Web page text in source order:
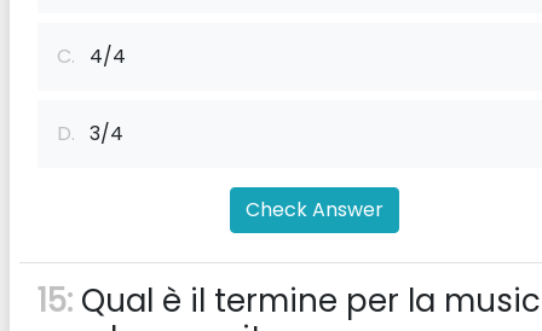
C. 4/4
D. 3/4
Check Answer
15: Qual è il termine per la